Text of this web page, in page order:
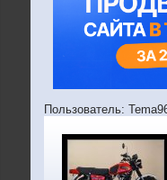
Пользователь: